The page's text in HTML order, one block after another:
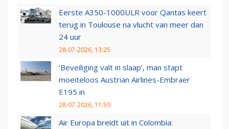
Eerste A350-1000ULR voor Qantas keert
terug in Toulouse na vlucht van meer dan
24 uur
28-07-2026, 13:25
‘Beveiliging valt in slaap’, man stapt
moeiteloos Austrian Airlines-Embraer
E195 in
28-07-2026, 11:59
Air Europa breidt uit in Colombia: